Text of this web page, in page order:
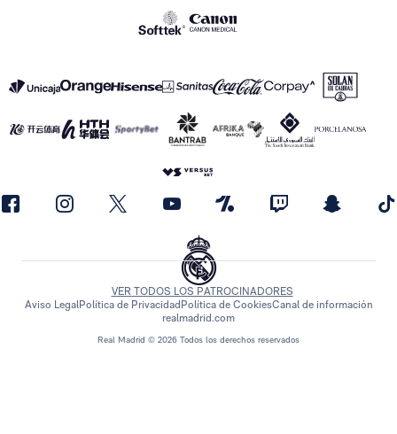
Real Madrid © 2026 Todos los derechos reservados
VER TODOS LOS PATROCINADORES
Aviso LegalPolítica de Privacidad Política de CookiesCanal de información
realmadrid.com